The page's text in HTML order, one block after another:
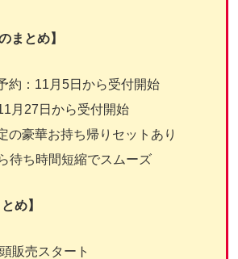
まとめ】
約：11月5日から受付開始
月27日から受付開始
の豪華お持ち帰りセットあり
待ち時間短縮でスムーズ
め】
販売スタート